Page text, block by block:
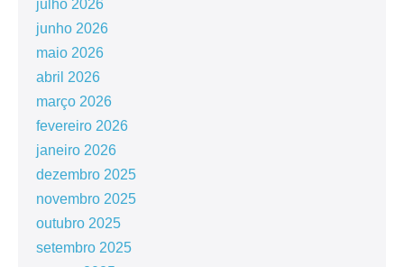
julho 2026
junho 2026
maio 2026
abril 2026
março 2026
fevereiro 2026
janeiro 2026
dezembro 2025
novembro 2025
outubro 2025
setembro 2025